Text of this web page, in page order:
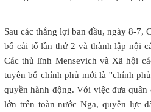
Sau các thắng lợi ban đầu, ngày 8-7,
bố cải tổ lần thứ 2 và thành lập nội
Các thủ lĩnh Mensevich và Xã hội
tuyên bố chính phủ mới là ''chính
quyền hành động. Với việc đưa
lớn trên toàn nước Nga, quyền lực